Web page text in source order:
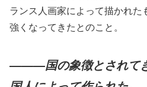
ランス人画家によって描かれた
強くなってきたとのこと。
———国の象徴とされて